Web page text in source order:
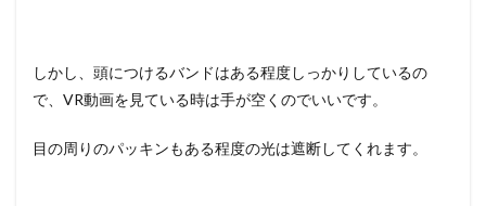
しかし、頭につけるバンドはある程度しっかりしているの
で、VR動画を見ている時は手が空くのでいいです。
目の周りのパッキンもある程度の光は遮断してくれます。